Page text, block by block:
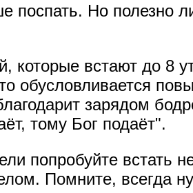
Но полезно
которые встают до 8
обусловливается
зарядом
тому Бог подаёт".
попробуйте встать
Помните, всегда